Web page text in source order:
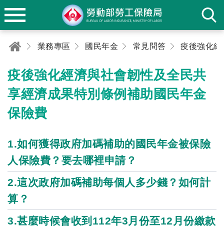
業務專區 國民年金 常見問答
疫後強化經濟與社會韌性及全民共
享經濟成果特別條例補助國民年金
保險費
1.如何獲得政府加碼補助的國民年金被保險
人保險費？要去哪裡申請？
2.這次政府加碼補助每個人多少錢？如何計
算？
3.甚麼時候會收到112年3月份至12月份繳款